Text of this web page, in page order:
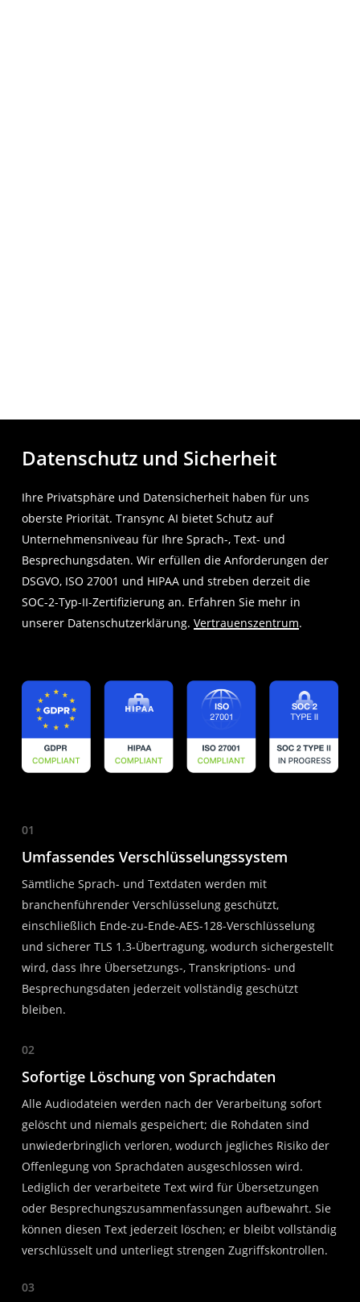
Datenschutz und Sicherheit
Ihre Privatsphäre und Datensicherheit haben für uns
oberste Priorität. Transync AI bietet Schutz auf
Unternehmensniveau für Ihre Sprach-, Text- und
Besprechungsdaten. Wir erfüllen die Anforderungen der
DSGVO, ISO 27001 und HIPAA und streben derzeit die
SOC-2-Typ-II-Zertifizierung an. Erfahren Sie mehr in
unserer Datenschutzerklärung. Vertrauenszentrum.
01
Umfassendes Verschlüsselungssystem
Sämtliche Sprach- und Textdaten werden mit
branchenführender Verschlüsselung geschützt,
einschließlich Ende-zu-Ende-AES-128-Verschlüsselung
und sicherer TLS 1.3-Übertragung, wodurch sichergestellt
wird, dass Ihre Übersetzungs-, Transkriptions- und
Besprechungsdaten jederzeit vollständig geschützt
bleiben.
02
Sofortige Löschung von Sprachdaten
Alle Audiodateien werden nach der Verarbeitung sofort
gelöscht und niemals gespeichert; die Rohdaten sind
unwiederbringlich verloren, wodurch jegliches Risiko der
Offenlegung von Sprachdaten ausgeschlossen wird.
Lediglich der verarbeitete Text wird für Übersetzungen
oder Besprechungszusammenfassungen aufbewahrt. Sie
können diesen Text jederzeit löschen; er bleibt vollständig
verschlüsselt und unterliegt strengen Zugriffskontrollen.
03